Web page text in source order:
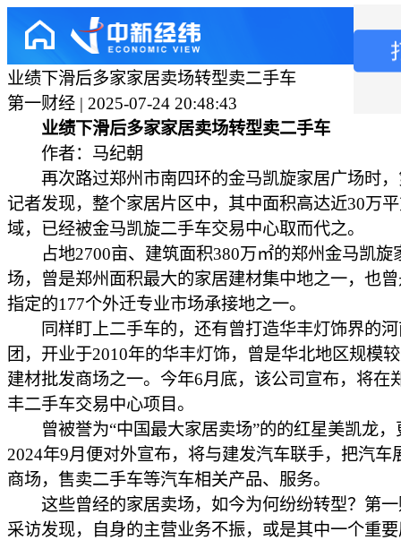
业绩下滑后多家家居卖场转型卖二手车
第一财经 | 2025-07-24 20:48:43
业绩下滑后多家家居卖场转型卖二手车
作者：马纪朝
再次路过郑州市南四环的金马凯旋家居广场时，
记者发现，整个家居片区中，其中面积高达近30万
域，已经被金马凯旋二手车交易中心取而代之。
占地2700亩、建筑面积380万㎡的郑州金马凯旋
场，曾是郑州面积最大的家居建材集中地之一，也
指定的177个外迁专业市场承接地之一。
同样盯上二手车的，还有曾打造华丰灯饰界的河
团，开业于2010年的华丰灯饰，曾是华北地区规模
建材批发商场之一。今年6月底，该公司宣布，将在
丰二手车交易中心项目。
曾被誉为“中国最大家居卖场”的的红星美凯龙，
2024年9月便对外宣布，将与建发汽车联手，把汽车
商场，售卖二手车等汽车相关产品、服务。
这些曾经的家居卖场，如今为何纷纷转型？第一
采访发现，自身的主营业务不振，或是其中一个重